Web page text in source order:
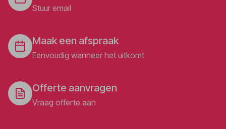
Stuur email
Maak een afspraak
Eenvoudig wanneer het uitkomt
Offerte aanvragen
Vraag offerte aan